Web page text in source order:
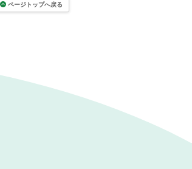
ページトップへ戻る